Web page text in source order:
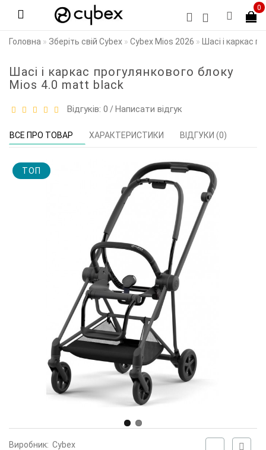
0
Головна Зберіть свій Cybex Cybex Mios 2026 Шасі і каркас
Шасі і каркас прогулянкового блоку
Mios 4.0 matt black
Відгуків: 0 /Написати відгук
ВСЕ ПРО ТОВАР ХАРАКТЕРИСТИКИ ВІДГУКИ (0)
TOП
Виробник: Cybex